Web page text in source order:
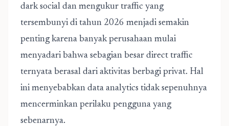
dark social dan mengukur traffic yang
tersembunyi di tahun 2026 menjadi semakin
penting karena banyak perusahaan mulai
menyadari bahwa sebagian besar direct traffic
ternyata berasal dari aktivitas berbagi privat. Hal
ini menyebabkan data analytics tidak sepenuhnya
mencerminkan perilaku pengguna yang
sebenarnya.